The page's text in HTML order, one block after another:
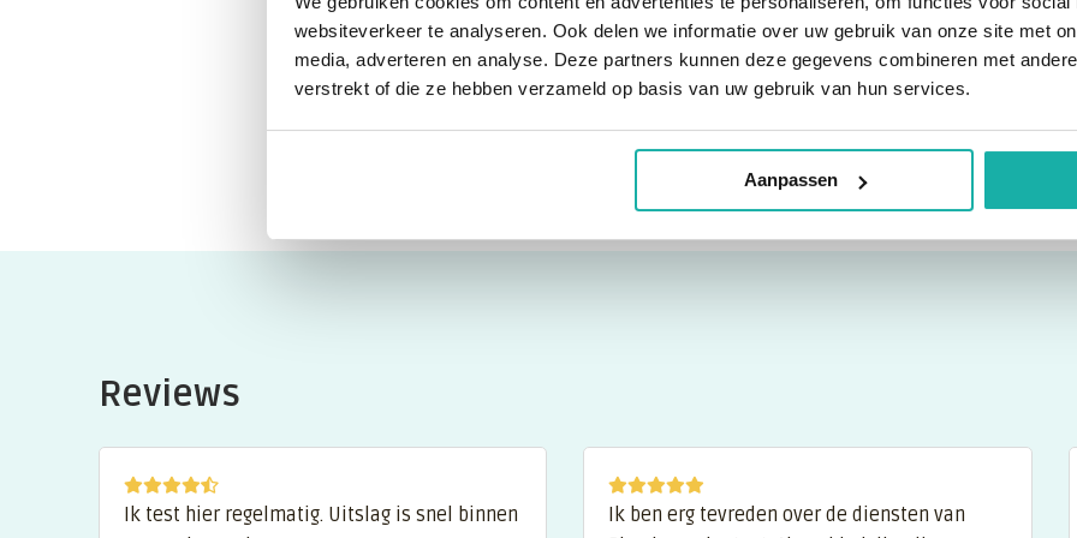
websiteverkeer te analyseren. Ook delen we informatie over uw gebruik van onze site met
media, adverteren en analyse. Deze partners kunnen deze gegevens combineren met
verstrekt of die ze hebben verzameld op basis van uw gebruik van hun services.
Aanpassen
aanleg voor aandoeningen zoals hartziekten,
leefstijladviezen.
Onder andere: antidepressiva,
chemotherapie en immuunmodulerende
Wat voor persoonlijke
Je krijgt informatie over genetische
gevoeligheid voor stress of pijn, spieropbouw
Kan ik mijn uitslag bespreken
interpreteren van de uitslag en kan je
Reviews
Ik test hier regelmatig. Uitslag is snel binnen
Ik ben erg tevreden over de diensten van